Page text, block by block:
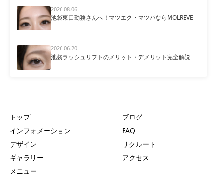
2026.08.06
池袋東口勤務さんへ！マツエク・マツパならMOLREVE
2026.06.20
池袋ラッシュリフトのメリット・デメリット完全解説
トップ
インフォメーション
デザイン
ギャラリー
メニュー
ブログ
FAQ
リクルート
アクセス